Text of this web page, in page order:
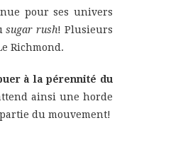
pour ses univers
sugar rush! Plusieurs
Richmond.
à la pérennité du
ainsi une horde
du mouvement!